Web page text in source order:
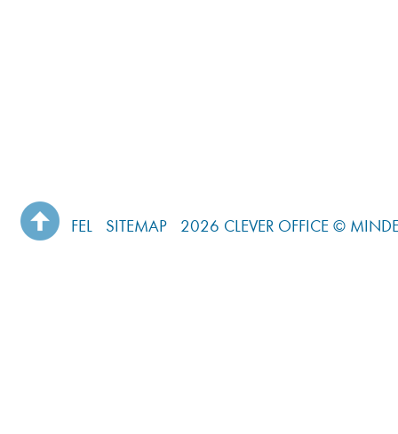
FEL SITEMAP 2026 CLEVER OFFICE ©